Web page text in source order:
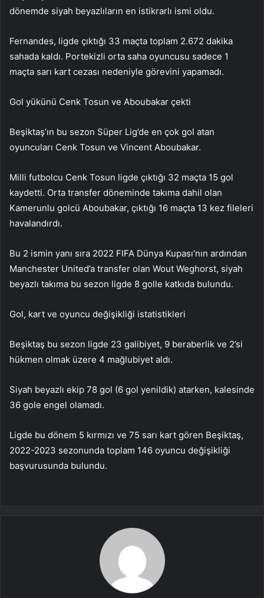
dönemde siyah beyazlıların en istikrarlı ismi oldu.
Fernandes, ligde çıktığı 33 maçta toplam 2.672 dakika
sahada kaldı. Portekizli orta saha oyuncusu sadece 1
maçta sarı kart cezası nedeniyle görevini yapamadı.
Gol yükünü Cenk Tosun ve Aboubakar çekti
Beşiktaş’ın bu sezon Süper Lig’de en çok gol atan
oyuncuları Cenk Tosun ve Vincent Aboubakar.
Milli futbolcu Cenk Tosun ligde çıktığı 32 maçta 15 gol
kaydetti. Orta transfer döneminde takıma dahil olan
Kamerunlu golcü Aboubakar, çıktığı 16 maçta 13 kez fileleri
havalandırdı.
Bu 2 ismin yanı sıra 2022 FIFA Dünya Kupası’nın ardından
Manchester United’a transfer olan Wout Weghorst, siyah
beyazlı takıma bu sezon ligde 8 golle katkıda bulundu.
Gol, kart ve oyuncu değişikliği istatistikleri
Beşiktaş bu sezon ligde 23 galibiyet, 9 beraberlik ve 2’si
hükmen olmak üzere 4 mağlubiyet aldı.
Siyah beyazlı ekip 78 gol (6 gol yenildik) atarken, kalesinde
36 gole engel olamadı.
Ligde bu dönem 5 kırmızı ve 75 sarı kart gören Beşiktaş,
2022-2023 sezonunda toplam 146 oyuncu değişikliği
başvurusunda bulundu.